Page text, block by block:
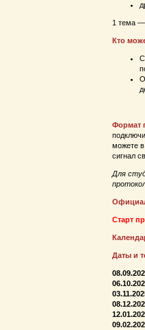
1 тема —
Кто
Формат
можете
сигнал
Для
Старт
Даты и